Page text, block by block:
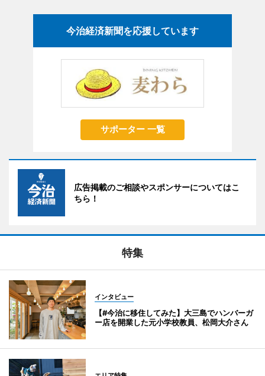
今治経済新聞を応援しています
サポーター 一覧
広告掲載のご相談やスポンサーについてはこ
ちら！
特集
インタビュー
【#今治に移住してみた】大三島でハンバーガ
ー店を開業した元小学校教員、松岡大介さん